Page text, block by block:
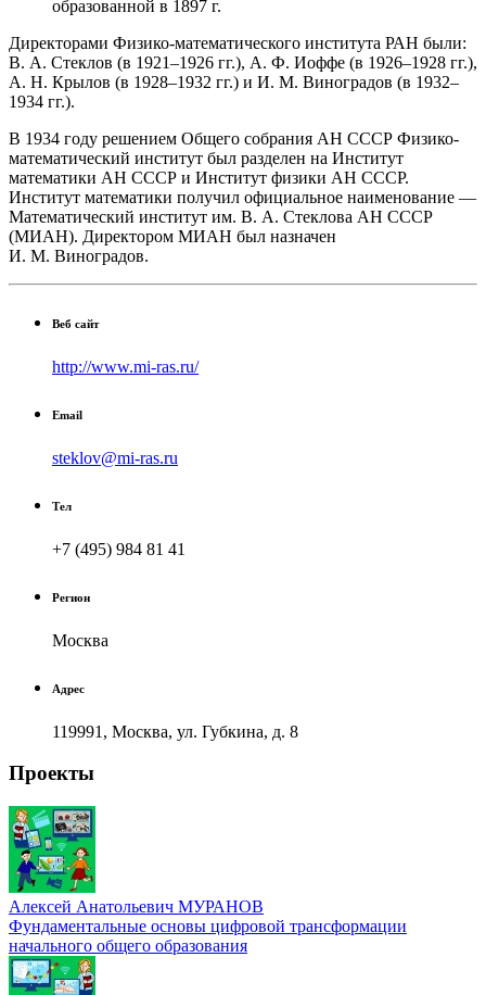
образованной в 1897 г.
Директорами Физико-математического института РАН были:
В. А. Стеклов (в 1921–1926 гг.), А. Ф. Иоффе (в 1926–1928 гг.),
А. Н. Крылов (в 1928–1932 гг.) и И. М. Виноградов (в 1932–
1934 гг.).
В 1934 году решением Общего собрания АН СССР Физико-
математический институт был разделен на Институт
математики АН СССР и Институт физики АН СССР.
Институт математики получил официальное наименование —
Математический институт им. В. А. Стеклова АН СССР
(МИАН). Директором МИАН был назначен
И. М. Виноградов.
Веб сайт
http://www.mi-ras.ru/
Email
steklov@mi-ras.ru
Тел
+7 (495) 984 81 41
Регион
Москва
Адрес
119991, Москва, ул. Губкина, д. 8
Проекты
Алексей Анатольевич МУРАНОВ
Фундаментальные основы цифровой трансформации
начального общего образования